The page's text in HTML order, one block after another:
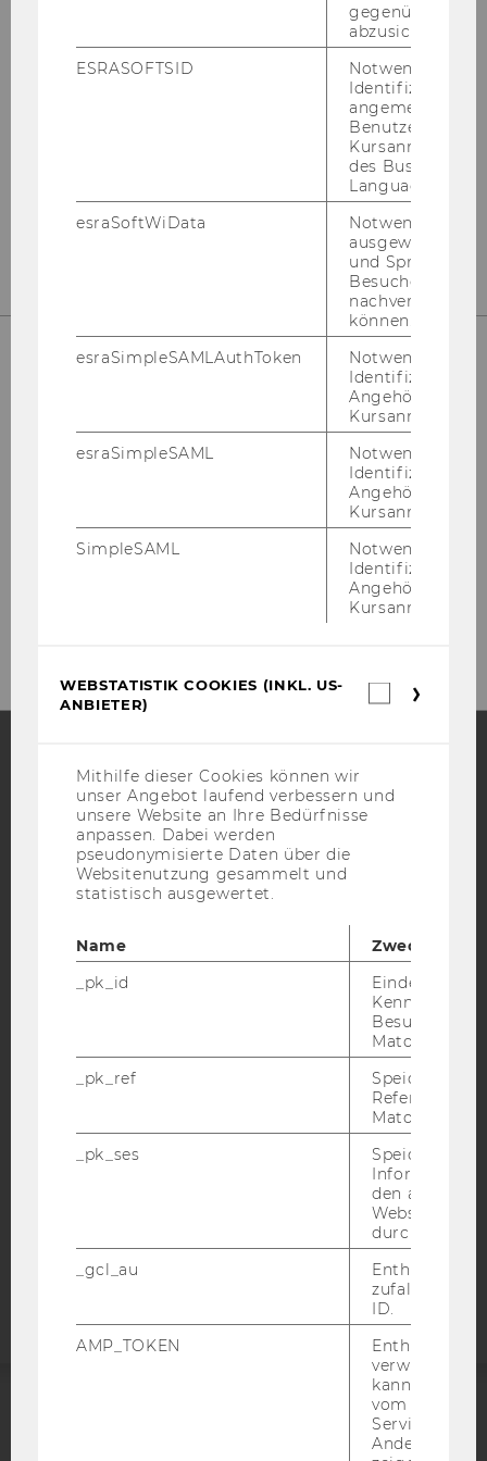
Gebäude D2, Eingang A, 1. OG
https://www.wu.ac.at/mm/
Department für Marketing
Gebäude D2, Eingang A, 1. und 2. OG
Österreich
https://www.wu.ac.at/marketing
FacebookInstagram Blog
YouTube NewsletterBluesky
BARRIEREFREIHEITSERKLÄRUNG WEBSEITE
DATENSCHUTZERKLÄRUNG
DATENSCHUTZERKLÄRUNG SOCIAL MEDIA
DATENSCHUTZERKLÄRUNG
STUDIENBEWERBER*INNEN UND STUDIERENDE
Barrierefreiheitserklärung
gegenüber
abzusichern.
ESRASOFTSID
Notwendig zur
Identifizierung
angemeldeten
Benutzers im
des Business
Language
esraSoftWiData
Notwendig um
ausgewählte
und
Besuchers
nachverfolgen
können.
esraSimpleSAMLAuthToken
Notwendig zur
Identifizierung
Angehörige/r für
Kursanmeldung.
esraSimpleSAML
Notwendig zur
Identifizierung
Angehörige/r für
Kursanmeldung.
SimpleSAML
Notwendig zur
Identifizierung
Angehörige/r für
Kursanmeldung.
WEBSTATISTIK COOKIES (INKL. US-
ANBIETER)
Mithilfe dieser Cookies können wir
unser Angebot laufend verbessern und
unsere Website an Ihre Bedürfnisse
anpassen. Dabei werden
pseudonymisierte Daten über die
Websitenutzung gesammelt und
statistisch ausgewertet.
Name
Zweck
_pk_id
Eindeutige
Besuchers
Matomo.
_pk_ref
Speicherung
Referrers
Matomo.
_pk_ses
Speicherung
den aktuellen
durch
_gcl_au
Enthält eine
ID.
AMP_TOKEN
Enthält ein
verwendet
kann, um
vom AMP-
Service
Andere